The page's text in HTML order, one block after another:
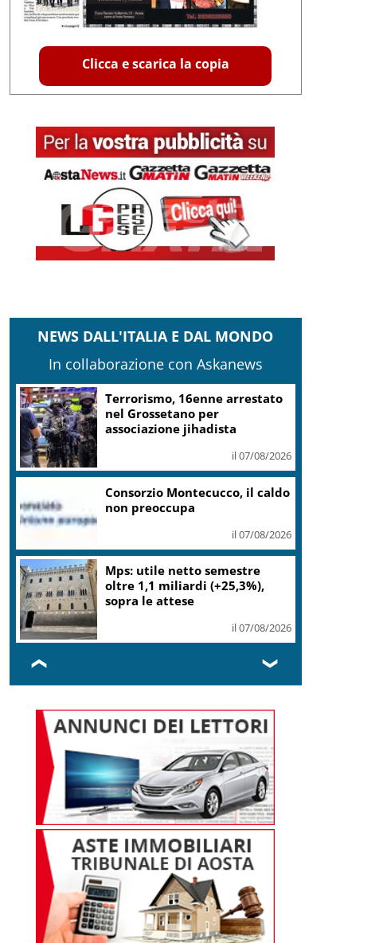
Clicca e scarica la copia
NEWS DALL'ITALIA E DAL MONDO
In collaborazione con Askanews
Musica e arte contemporanea,
Lerici ha puntato su Giovanni
Ozzola
il 07/08/2026
Guggenheim Venezia, dolore
per la scomparsa di Maria Rita
il 07/08/2026
Bitdefender: popolarità de
L’Odissea usata per diffondere
il 06/08/2026